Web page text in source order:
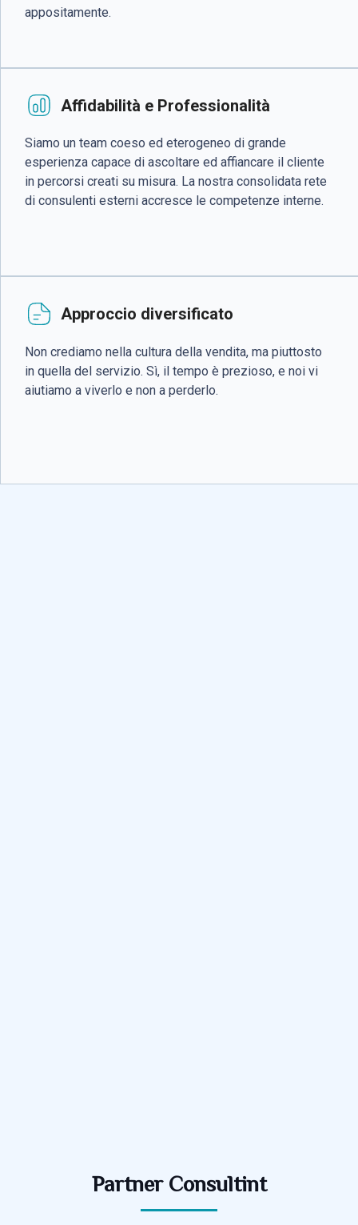
appositamente.
Affidabilità e Professionalità
Siamo un team coeso ed eterogeneo di grande
esperienza capace di ascoltare ed affiancare il cliente
in percorsi creati su misura. La nostra consolidata rete
di consulenti esterni accresce le competenze interne.
Approccio diversificato
Non crediamo nella cultura della vendita, ma piuttosto
in quella del servizio. Sì, il tempo è prezioso, e noi vi
aiutiamo a viverlo e non a perderlo.
Partner Consultint